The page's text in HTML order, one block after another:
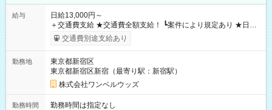
給与
日給13,000円～
＋交通費支給 ★交通費全額支給！ ┗案件により規定あり ★日払
いOK！（規定あり） ┗働いたその日に現金GET♪ お仕事後はコ
ンビニATMから 日払い分を引き落とせます！ 【試用期間】試
交通費別途支給あり
勤務地
東京都新宿区
東京都新宿区新宿（最寄り駅：新宿駅）
株式会社ワンベルウッズ
勤務時間
勤務時間は指定なし